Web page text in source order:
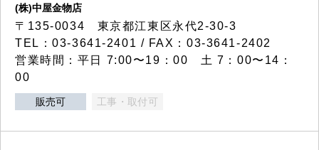
(株)中屋金物店
〒135-0034 東京都江東区永代2-30-3
TEL：03-3641-2401 / FAX：03-3641-2402
営業時間：平日 7:00〜19：00 土 7：00〜14：
00
販売可 工事・取付可